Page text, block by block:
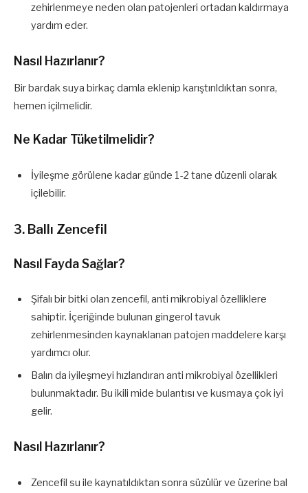
zehirlenmeye neden olan patojenleri ortadan kaldırmaya
yardım eder.
Nasıl Hazırlanır?
Bir bardak suya birkaç damla eklenip karıştırıldıktan sonra,
hemen içilmelidir.
Ne Kadar Tüketilmelidir?
İyileşme görülene kadar günde 1-2 tane düzenli olarak
içilebilir.
3. Ballı Zencefil
Nasıl Fayda Sağlar?
Şifalı bir bitki olan zencefil, anti mikrobiyal özelliklere
sahiptir. İçeriğinde bulunan gingerol tavuk
zehirlenmesinden kaynaklanan patojen maddelere karşı
yardımcı olur.
Balın da iyileşmeyi hızlandıran anti mikrobiyal özellikleri
bulunmaktadır. Bu ikili mide bulantısı ve kusmaya çok iyi
gelir.
Nasıl Hazırlanır?
Zencefil su ile kaynatıldıktan sonra süzülür ve üzerine bal